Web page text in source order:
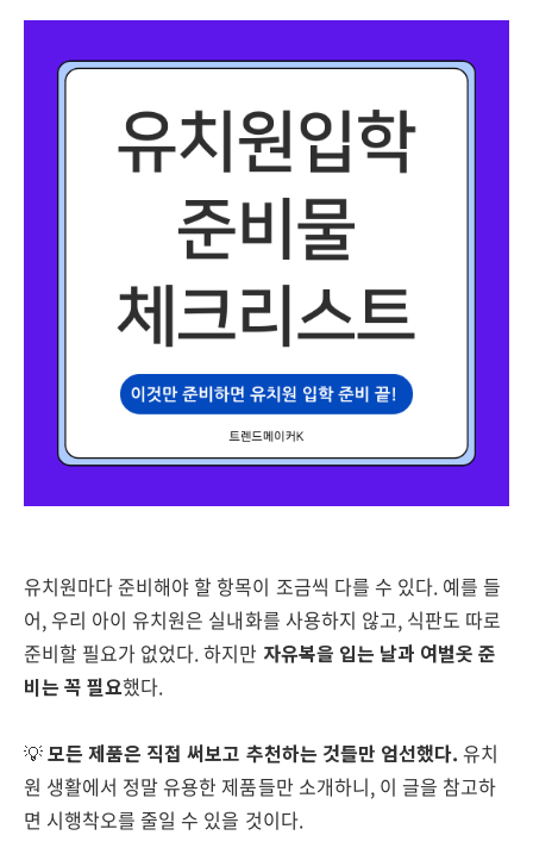
유치원마다 준비해야 할 항목이 조금씩 다를 수 있다. 예를 들
어, 우리 아이 유치원은 실내화를 사용하지 않고, 식판도 따로
준비할 필요가 없었다. 하지만 자유복을 입는 날과 여벌옷 준
비는 꼭 필요했다.
💡모든 제품은 직접 써보고 추천하는 것들만 엄선했다. 유치
원 생활에서 정말 유용한 제품들만 소개하니, 이 글을 참고하
면 시행착오를 줄일 수 있을 것이다.